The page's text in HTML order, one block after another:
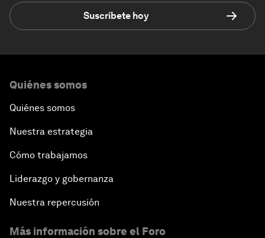
Suscríbete hoy
Quiénes somos
Quiénes somos
Nuestra estrategia
Cómo trabajamos
Liderazgo y gobernanza
Nuestra repercusión
Más información sobre el Foro